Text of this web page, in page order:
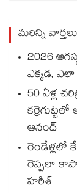
మరిన్ని వార్తలు
2026
ఎక్కడ,
50 ఏళ్ల
ఆనంద్
రెండేళ్లలో
రెప్పలా
హరీశ్